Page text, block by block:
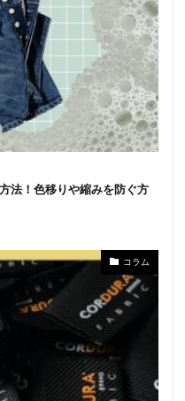
法！色移りや縮みを防ぐ方
コラム